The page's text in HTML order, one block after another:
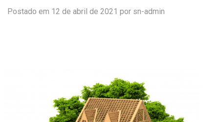
Postado em 12 de abril de 2021 por sn-admin